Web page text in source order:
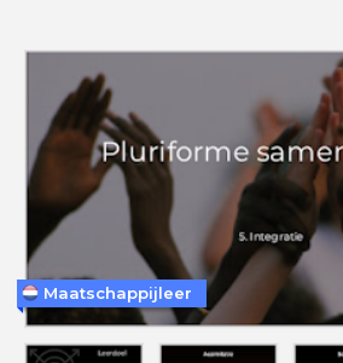
Maatschappijleer